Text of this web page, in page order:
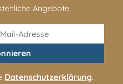
Angebote
Datenschutzerklärung.